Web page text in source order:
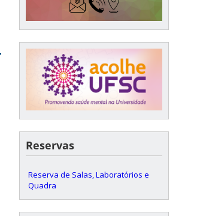
Reservas
Reserva de Salas, Laboratórios e
Quadra